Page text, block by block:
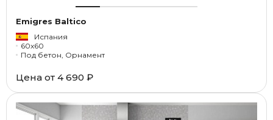
Emigres Baltico
Испания
60x60
Под бетон, Орнамент
Цена от 4 690 ₽